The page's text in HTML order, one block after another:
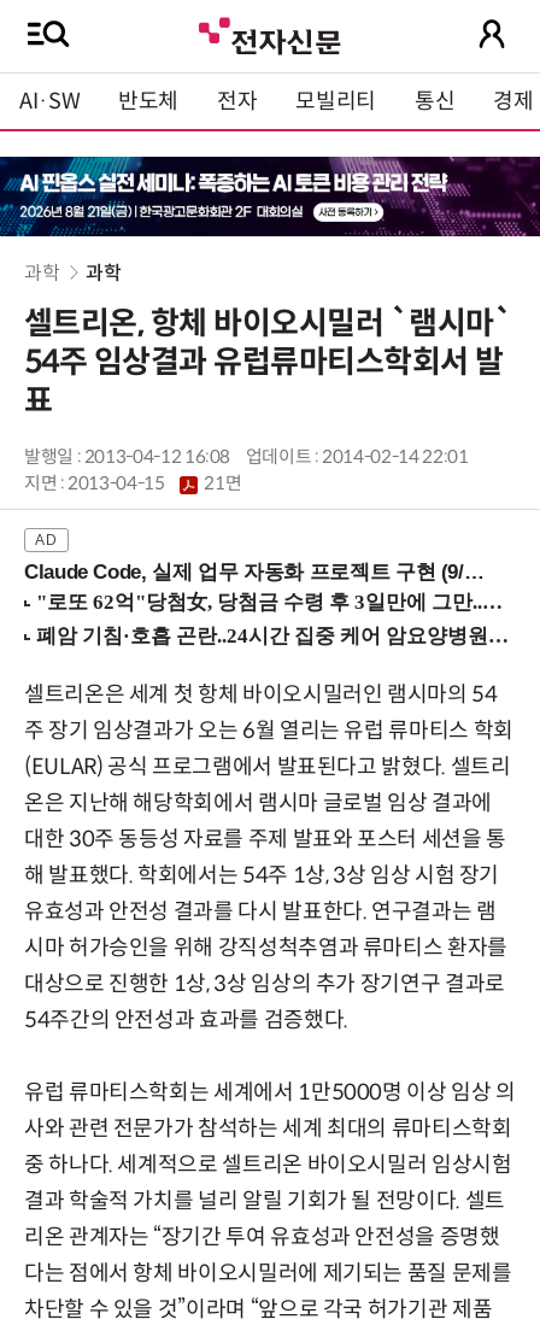
AI·SW 반도체 전자 모빌리티 통신 경제
과학 과학
셀트리온, 항체 바이오시밀러 `램시마`
54주 임상결과 유럽류마티스학회서 발
표
발행일 : 2013-04-12 16:08
업데이트 : 2014-02-14 22:01
지면 :2013-04-15 21면
Claude Code, 실제 업무 자동화 프로젝트 구현 (9/16 ~17 강남역)
셀트리온은 세계 첫 항체 바이오시밀러인 램시마의 54
주 장기 임상결과가 오는 6월 열리는 유럽 류마티스 학회
(EULAR) 공식 프로그램에서 발표된다고 밝혔다. 셀트리
온은 지난해 해당학회에서 램시마 글로벌 임상 결과에
대한 30주 동등성 자료를 주제 발표와 포스터 세션을 통
해 발표했다. 학회에서는 54주 1상, 3상 임상 시험 장기
유효성과 안전성 결과를 다시 발표한다. 연구결과는 램
시마 허가승인을 위해 강직성척추염과 류마티스 환자를
대상으로 진행한 1상, 3상 임상의 추가 장기연구 결과로
54주간의 안전성과 효과를 검증했다.
유럽 류마티스학회는 세계에서 1만5000명 이상 임상 의
사와 관련 전문가가 참석하는 세계 최대의 류마티스학회
중 하나다. 세계적으로 셀트리온 바이오시밀러 임상시험
결과 학술적 가치를 널리 알릴 기회가 될 전망이다. 셀트
리온 관계자는 “장기간 투여 유효성과 안전성을 증명했
다는 점에서 항체 바이오시밀러에 제기되는 품질 문제를
차단할 수 있을 것”이라며 “앞으로 각국 허가기관 제품